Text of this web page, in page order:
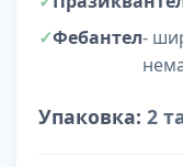
Фебантел-
Упаковка: 2